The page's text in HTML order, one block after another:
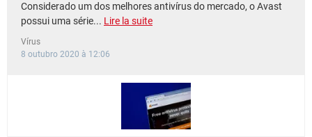
Considerado um dos melhores antivírus do mercado, o Avast
possui uma série... Lire la suite
Vírus
8 outubro 2020 à 12:06